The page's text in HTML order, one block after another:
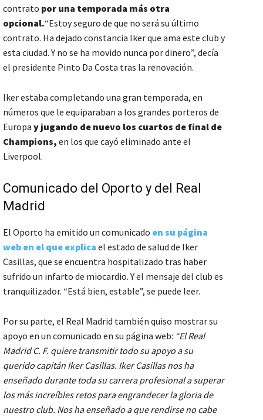
contrato por una temporada más otra
opcional.“Estoy seguro de que no será su último
contrato. Ha dejado constancia Iker que ama este club y
esta ciudad. Y no se ha movido nunca por dinero”, decía
el presidente Pinto Da Costa tras la renovación.
Iker estaba completando una gran temporada, en
números que le equiparaban a los grandes porteros de
Europa y jugando de nuevo los cuartos de final de
Champions, en los que cayó eliminado ante el
Liverpool.
Comunicado del Oporto y del Real
Madrid
El Oporto ha emitido un comunicado en su página
web en el que explica el estado de salud de Iker
Casillas, que se encuentra hospitalizado tras haber
sufrido un infarto de miocardio. Y el mensaje del club es
tranquilizador. “Está bien, estable”, se puede leer.
Por su parte, el Real Madrid también quiso mostrar su
apoyo en un comunicado en su página web: “El Real
Madrid C. F. quiere transmitir todo su apoyo a su
querido capitán Iker Casillas. Iker Casillas nos ha
enseñado durante toda su carrera profesional a superar
los más increíbles retos para engrandecer la gloria de
nuestro club. Nos ha enseñado a que rendirse no cabe